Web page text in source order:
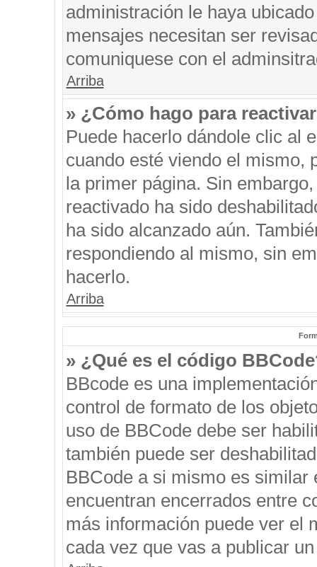
administración le haya
mensajes necesitan ser
comuniquese con el
Arriba
» ¿Cómo hago para
Puede hacerlo dándole clic al
cuando esté viendo el mismo,
la primer página. Sin
reactivado ha sido
ha sido alcanzado aún.
respondiendo al mismo, sin
hacerlo.
Arriba
» ¿Qué es el código
BBcode es una
control de formato de los
uso de BBCode debe ser
también puede ser
BBCode a si mismo es
encuentran encerrados entre
más información puede ver el
cada vez que vas a publicar